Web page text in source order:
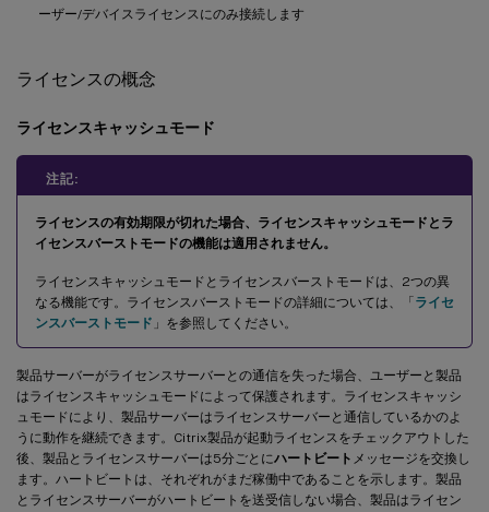
ーザー/デバイスライセンスにのみ接続します
ライセンスの概念
ライセンスキャッシュモード
注記:
ライセンスの有効期限が切れた場合、ライセンスキャッシュモードとラ
イセンスバーストモードの機能は適用されません。
ライセンスキャッシュモードとライセンスバーストモードは、2つの異
なる機能です。ライセンスバーストモードの詳細については、「 ライセ
ンスバーストモード 」を参照してください。
製品サーバーがライセンスサーバーとの通信を失った場合、ユーザーと製品
はライセンスキャッシュモードによって保護されます。ライセンスキャッシ
ュモードにより、製品サーバーはライセンスサーバーと通信しているかのよ
うに動作を継続できます。Citrix製品が起動ライセンスをチェックアウトした
後、製品とライセンスサーバーは5分ごとにハートビート メッセージを交換し
ます。ハートビートは、それぞれがまだ稼働中であることを示します。製品
とライセンスサーバーがハートビートを送受信しない場合、製品はライセン